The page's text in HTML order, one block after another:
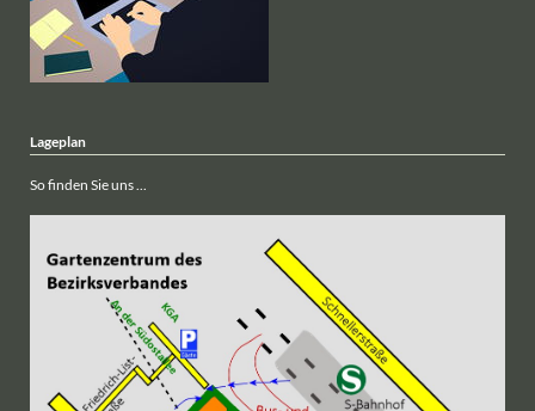
Lageplan
So finden Sie uns ...